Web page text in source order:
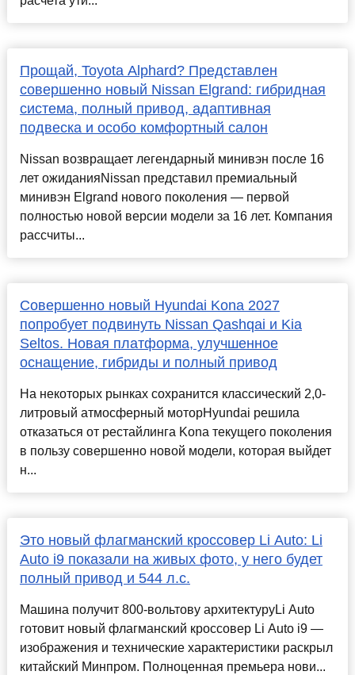
Прощай, Toyota Alphard? Представлен
совершенно новый Nissan Elgrand: гибридная
система, полный привод, адаптивная
подвеска и особо комфортный салон
Nissan возвращает легендарный минивэн после 16
лет ожиданияNissan представил премиальный
минивэн Elgrand нового поколения — первой
полностью новой версии модели за 16 лет. Компания
рассчиты...
Совершенно новый Hyundai Kona 2027
попробует подвинуть Nissan Qashqai и Kia
Seltos. Новая платформа, улучшенное
оснащение, гибриды и полный привод
На некоторых рынках сохранится классический 2,0-
литровый атмосферный моторHyundai решила
отказаться от рестайлинга Kona текущего поколения
в пользу совершенно новой модели, которая выйдет
н...
Это новый флагманский кроссовер Li Auto: Li
Auto i9 показали на живых фото, у него будет
полный привод и 544 л.с.
Машина получит 800-вольтову архитектуруLi Auto
готовит новый флагманский кроссовер Li Auto i9 —
изображения и технические характеристики раскрыл
китайский Минпром. Полноценная премьера нови...